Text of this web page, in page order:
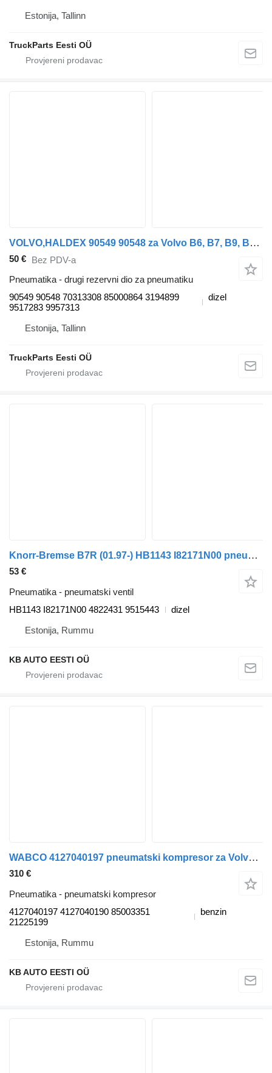
Estonija, Tallinn
TruckParts Eesti OÜ
VOLVO,HALDEX 90549 90548 za Volvo B6, B7, B9, B10, B12 bus (1978-2011) autobusa
50 € Bez PDV-a
Pneumatika - drugi rezervni dio za pneumatiku
90549 90548 70313308 85000864 3194899
9517283 9957313
dizel
Estonija, Tallinn
TruckParts Eesti OÜ
Knorr-Bremse B7R (01.97-) HB1143 I82171N00 pneumatski ventil za Volvo B6, B7, B9, B10, B12 bus (1978-2011) autobusa
53 €
Pneumatika - pneumatski ventil
HB1143 I82171N00 4822431 9515443
dizel
Estonija, Rummu
KB AUTO EESTI OÜ
WABCO 4127040197 pneumatski kompresor za Volvo B6, B7, B9, B10, B12 (1978-2011) autobusa
310 €
Pneumatika - pneumatski kompresor
4127040197 4127040190 85003351
21225199
benzin
Estonija, Rummu
KB AUTO EESTI OÜ